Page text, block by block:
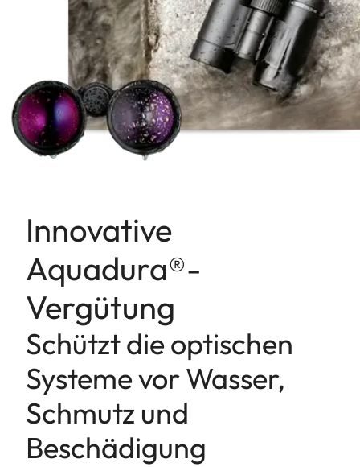
Innovative
Aquadura®-
Vergütung
Schützt die optischen
Systeme vor Wasser,
Schmutz und
Beschädigung